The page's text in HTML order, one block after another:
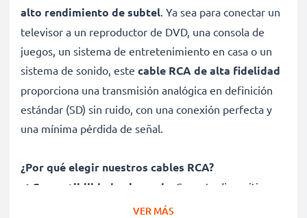
alto rendimiento de subtel. Ya sea para conectar un
televisor a un reproductor de DVD, una consola de
juegos, un sistema de entretenimiento en casa o un
sistema de sonido, este cable RCA de alta fidelidad
proporciona una transmisión analógica en definición
estándar (SD) sin ruido, con una conexión perfecta y
una mínima pérdida de señal.
¿Por qué elegir nuestros cables RCA?
✔ Compatibilidad universal – Conecta dispositivos
con puertos RCA (phono)VER MÁS